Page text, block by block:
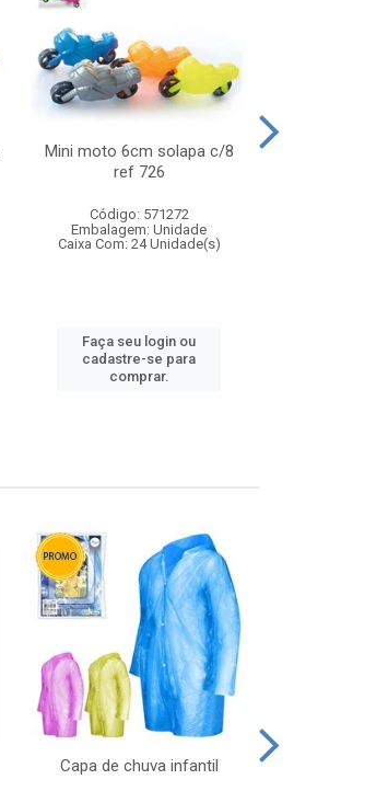
Mini moto 6cm solapa c/8
ref 726
Código: 571272
Embalagem: Unidade
Caixa Com: 24 Unidade(s)
Faça seu login ou
cadastre-se para
comprar.
Capa de chuva infantil